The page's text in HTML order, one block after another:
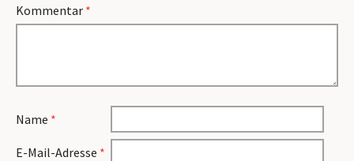
Kommentar *
Name *
E-Mail-Adresse *